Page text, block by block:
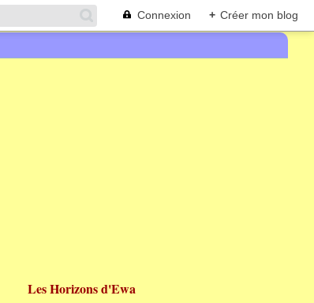
Connexion + Créer mon blog
Les Horizons d'Ewa